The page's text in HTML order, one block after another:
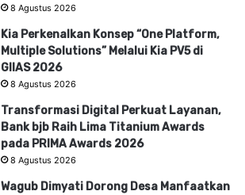
8 Agustus 2026
Kia Perkenalkan Konsep “One Platform,
Multiple Solutions” Melalui Kia PV5 di
GIIAS 2026
8 Agustus 2026
Transformasi Digital Perkuat Layanan,
Bank bjb Raih Lima Titanium Awards
pada PRIMA Awards 2026
8 Agustus 2026
Wagub Dimyati Dorong Desa Manfaatkan